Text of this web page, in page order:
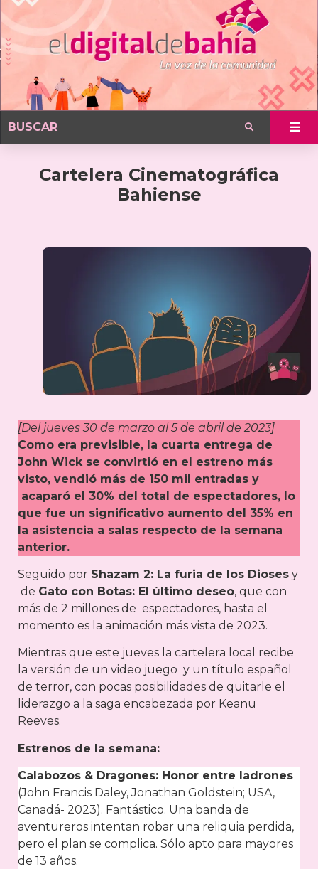
Cartelera Cinematográfica
Bahiense
[Del jueves 30 de marzo al 5 de abril de 2023]
Como era previsible, la cuarta entrega de
John Wick se convirtió en el estreno más
visto, vendió más de 150 mil entradas y
acaparó el 30% del total de espectadores, lo
que fue un significativo aumento del 35% en
la asistencia a salas respecto de la semana
anterior.
Seguido por Shazam 2: La furia de los Dioses y
de Gato con Botas: El último deseo, que con
más de 2 millones de espectadores, hasta el
momento es la animación más vista de 2023.
Mientras que este jueves la cartelera local recibe
la versión de un video juego y un título español
de terror, con pocas posibilidades de quitarle el
liderazgo a la saga encabezada por Keanu
Reeves.
Estrenos de la semana:
Calabozos & Dragones: Honor entre ladrones
(John Francis Daley, Jonathan Goldstein; USA,
Canadá- 2023). Fantástico. Una banda de
aventureros intentan robar una reliquia perdida,
pero el plan se complica. Sólo apto para mayores
de 13 años.